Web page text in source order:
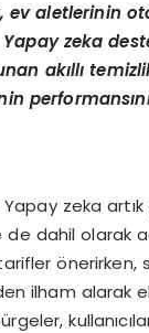
ev aletlerinin
zeka
akıllı
Yapay zeka
dahil olarak
önerirken,
ilham alarak